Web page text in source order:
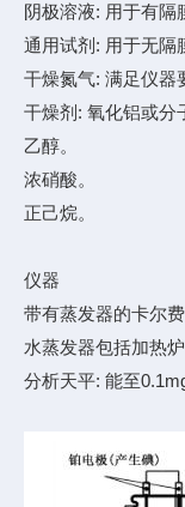
阴极溶液: 用于有隔
通用试剂: 用于无隔
干燥氮气: 满足仪器
干燥剂: 氧化铝或分
乙醇。
浓硝酸。
正己烷。
仪器
带有蒸发器的卡尔
水蒸发器包括加热
分析天平: 能至0.1mg